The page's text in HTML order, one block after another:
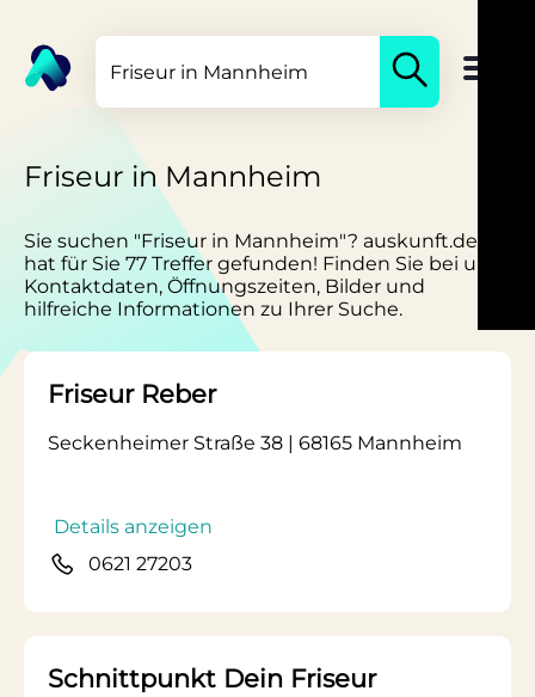
Friseur in Mannheim
Sie suchen "Friseur in Mannheim"? auskunft.de
hat für Sie 77 Treffer gefunden! Finden Sie bei uns
Kontaktdaten, Öffnungszeiten, Bilder und
hilfreiche Informationen zu Ihrer Suche.
Friseur Reber
Seckenheimer Straße 38 | 68165 Mannheim
Details anzeigen
0621 27203
Schnittpunkt Dein Friseur